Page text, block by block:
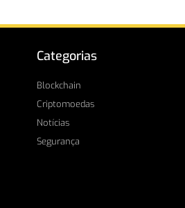
Categorias
Blockchain
Criptomoedas
Notícias
Segurança